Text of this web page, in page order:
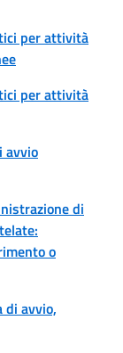
per attività
per attività
avvio
di
o
di avvio,